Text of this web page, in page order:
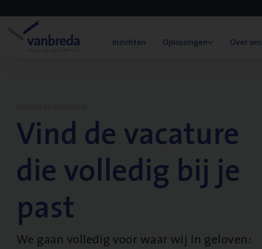
Inzichten Oplossingen Over ons
Vind de vacature
die volledig bij je
past
We gaan volledig voor waar wij in geloven: